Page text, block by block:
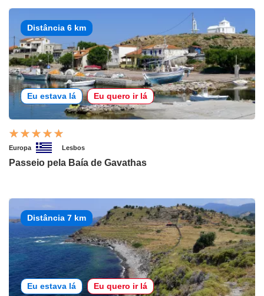
Distância 6 km
Eu estava lá Eu quero ir lá
Europa Lesbos
Passeio pela Baía de Gavathas
Distância 7 km
Eu estava lá Eu quero ir lá